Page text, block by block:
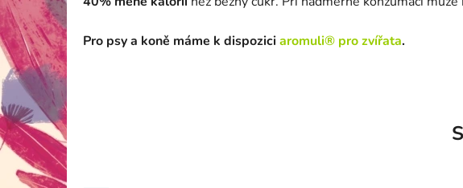
Pro psy a koně máme k dispoziciaromuli® pro zvířata.